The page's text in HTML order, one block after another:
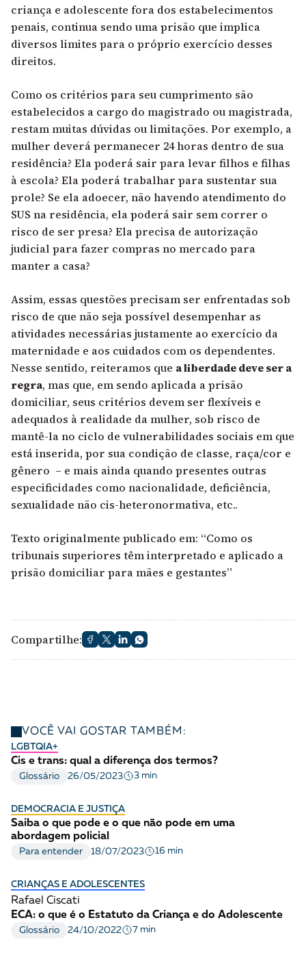
criança e adolescente fora dos estabelecimentos
penais, continua sendo uma prisão que implica
diversos limites para o próprio exercício desses
direitos.
Como os critérios para seu cumprimento são
estabelecidos a cargo do magistrado ou magistrada,
restam muitas dúvidas ou limitações. Por exemplo, a
mulher deverá permanecer 24 horas dentro de sua
residência? Ela poderá sair para levar filhos e filhas
à escola? Ela poderá trabalhar para sustentar sua
prole? Se ela adoecer, não havendo atendimento do
SUS na residência, ela poderá sair sem correr o
risco de ser presa? Ela precisa de autorização
judicial para fazer compras no mercado para
manter a casa?
Assim, essas questões precisam ser enfrentadas sob
risco de que não seja possível desempenhar as
atividades necessárias justamente ao exercício da
maternidade e aos cuidados com os dependentes.
Nesse sentido, reiteramos que a liberdade deve ser a
regra, mas que, em sendo aplicada a prisão
domiciliar, seus critérios devem ser flexíveis e
adequados à realidade da mulher, sob risco de
mantê-la no ciclo de vulnerabilidades sociais em que
está inserida, por sua condição de classe, raça/cor e
gênero – e mais ainda quando presentes outras
especificidades como nacionalidade, deficiência,
sexualidade não cis-heteronormativa, etc..
Texto originalmente publicado em: “Como os
tribunais superiores têm interpretado e aplicado a
prisão domiciliar para mães e gestantes”
Compartilhe:
VOCÊ VAI GOSTAR TAMBÉM:
LGBTQIA+
Cis e trans: qual a diferença dos termos?
Glossário 26/05/2023 3 min
DEMOCRACIA E JUSTIÇA
Saiba o que pode e o que não pode em uma
abordagem policial
Para entender 18/07/2023 16 min
CRIANÇAS E ADOLESCENTES
Rafael Ciscati
ECA: o que é o Estatuto da Criança e do Adolescente
Glossário 24/10/2022 7 min